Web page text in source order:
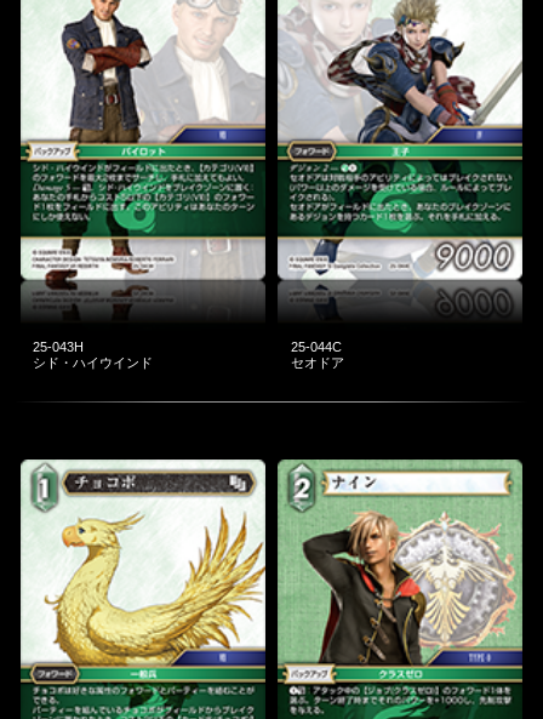
25-043H
シド・ハイウインド
25-044C
セオドア